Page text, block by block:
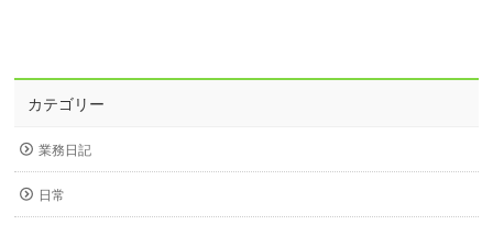
カテゴリー
業務日記
日常